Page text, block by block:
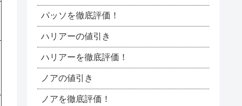
パッソを徹底評価！
ハリアーの値引き
ハリアーを徹底評価！
ノアの値引き
ノアを徹底評価！